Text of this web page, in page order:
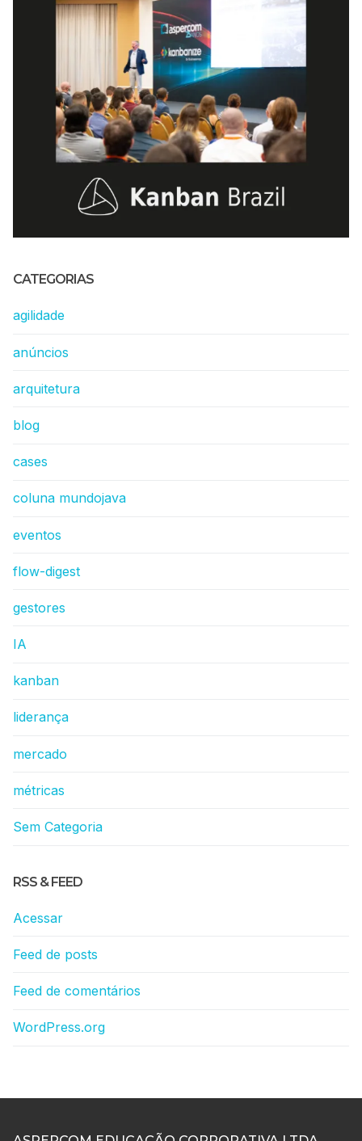
CATEGORIAS
agilidade
anúncios
arquitetura
blog
cases
coluna mundojava
eventos
flow-digest
gestores
IA
kanban
liderança
mercado
métricas
Sem Categoria
RSS & FEED
Acessar
Feed de posts
Feed de comentários
WordPress.org